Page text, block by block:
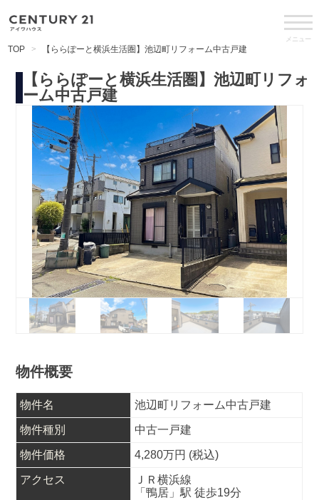
メニュー
TOP 【ららぽーと横浜生活圏】池辺町リフォーム中古戸建
【ららぽーと横浜生活圏】池辺町リフォ
ーム中古戸建
物件概要
物件名 池辺町リフォーム中古戸建
物件種別 中古一戸建
物件価格 4,280万円 (税込)
アクセス
ＪＲ横浜線
「鴨居」駅 徒歩19分